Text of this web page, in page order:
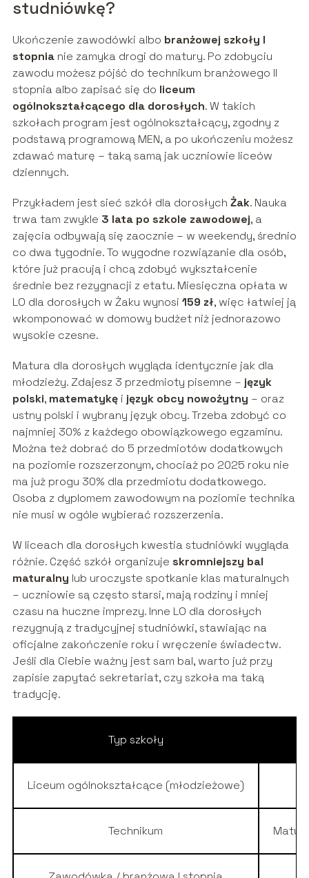
studniówkę?
Ukończenie zawodówki albo branżowej szkoły I
stopnianie zamyka drogi do matury. Po zdobyciu
zawodu możesz pójść do technikum branżowego II
stopnia albo zapisać się do liceum
ogólnokształcącego dla dorosłych. W takich
szkołach program jest ogólnokształcący, zgodny z
podstawą programową MEN, a po ukończeniu możesz
zdawać maturę – taką samą jak uczniowie liceów
dziennych.
Przykładem jest sieć szkół dla dorosłych Żak. Nauka
trwa tam zwykle 3 lata po szkole zawodowej, a
zajęcia odbywają się zaocznie – w weekendy, średnio
co dwa tygodnie. To wygodne rozwiązanie dla osób,
które już pracują i chcą zdobyć wykształcenie
średnie bez rezygnacji z etatu. Miesięczna opłata w
LO dla dorosłych w Żaku wynosi 159 zł, więc łatwiej ją
wkomponować w domowy budżet niż jednorazowo
wysokie czesne.
Matura dla dorosłych wygląda identycznie jak dla
młodzieży. Zdajesz 3 przedmioty pisemne – język
polski, matematykęi język obcy nowożytny – oraz
ustny polski i wybrany język obcy. Trzeba zdobyć co
najmniej 30% z każdego obowiązkowego egzaminu.
Można też dobrać do 5 przedmiotów dodatkowych
na poziomie rozszerzonym, chociaż po 2025 roku nie
ma już progu 30% dla przedmiotu dodatkowego.
Osoba z dyplomem zawodowym na poziomie technika
nie musi w ogóle wybierać rozszerzenia.
W liceach dla dorosłych kwestia studniówki wygląda
różnie. Część szkół organizuje skromniejszy bal
maturalny lub uroczyste spotkanie klas maturalnych
– uczniowie są często starsi, mają rodziny i mniej
czasu na huczne imprezy. Inne LO dla dorosłych
rezygnują z tradycyjnej studniówki, stawiając na
oficjalne zakończenie roku i wręczenie świadectw.
Jeśli dla Ciebie ważny jest sam bal, warto już przy
zapisie zapytać sekretariat, czy szkoła ma taką
tradycję.
Typ szkoły
Liceum ogólnokształcące (młodzieżowe)
Technikum